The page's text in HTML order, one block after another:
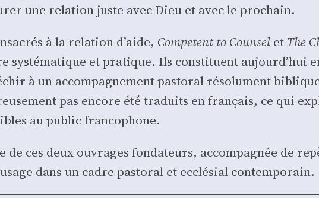
une rela­tion juste avec Dieu et avec le pro­chain.
à la rela­tion d’aide, Com­petent to Coun­sel et The
sys­té­ma­tique et pra­tique. Ils consti­tuent aujourd’hui
à un accom­pa­gne­ment pas­to­ral réso­lu­ment
pas encore été tra­duits en fran­çais, ce qui
au public fran­co­phone.
de ces deux ouvrages fon­da­teurs, accom­pa­gnée de
dans un cadre pas­to­ral et ecclé­sial contem­po­rain.